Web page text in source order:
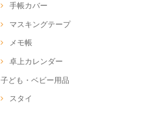
手帳カバー
マスキングテープ
メモ帳
卓上カレンダー
子ども・ベビー用品
スタイ